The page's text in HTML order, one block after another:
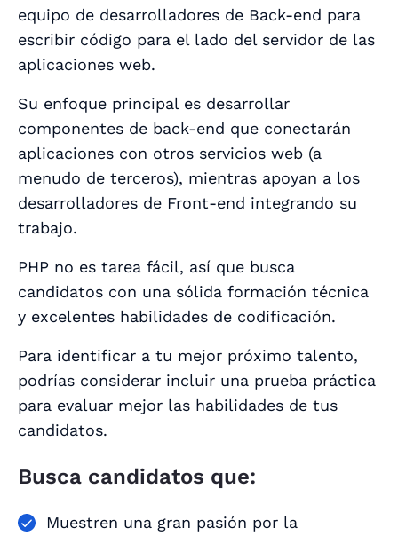
equipo de desarrolladores de Back-end para
escribir código para el lado del servidor de las
aplicaciones web.
Su enfoque principal es desarrollar
componentes de back-end que conectarán
aplicaciones con otros servicios web (a
menudo de terceros), mientras apoyan a los
desarrolladores de Front-end integrando su
trabajo.
PHP no es tarea fácil, así que busca
candidatos con una sólida formación técnica
y excelentes habilidades de codificación.
Para identificar a tu mejor próximo talento,
podrías considerar incluir una prueba práctica
para evaluar mejor las habilidades de tus
candidatos.
Busca candidatos que:
Muestren una gran pasión por la